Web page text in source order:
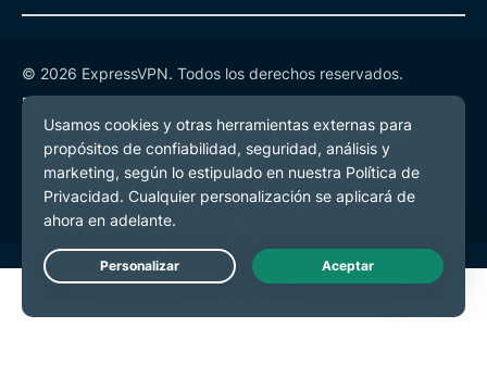
© 2026 ExpressVPN. Todos los derechos reservados.
Política de Privacidad
Términos de Servicio
Preferencias de cookies
Live Chat